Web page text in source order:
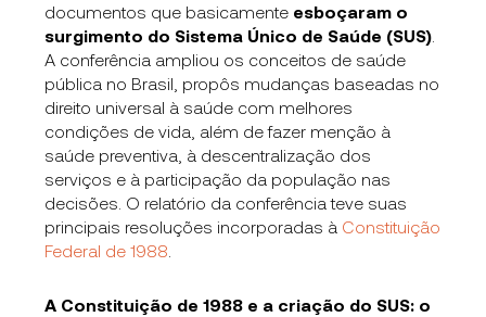
documentos que basicamente esboçaram o
surgimento do Sistema Único de Saúde (SUS)
A conferência ampliou os conceitos de saúde
pública no Brasil, propôs mudanças baseadas no
direito universal à saúde com melhores
condições de vida, além de fazer menção à
saúde preventiva, à descentralização dos
serviços e à participação da população nas
decisões. O relatório da conferência teve suas
principais resoluções incorporadas à Constituição
Federal de 1988
A Constituição de 1988 e a criação do SUS: o